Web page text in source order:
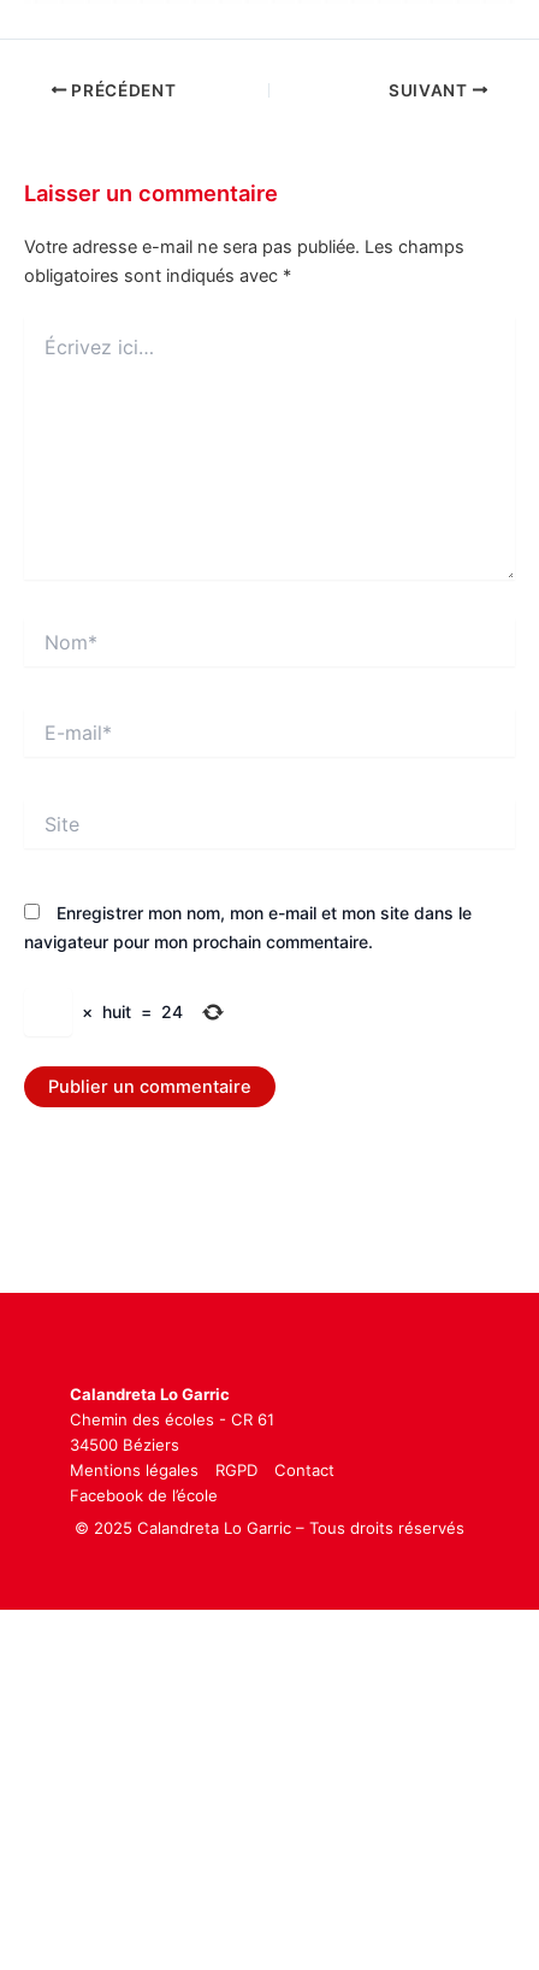
PRÉCÉDENT SUIVANT
Laisser un commentaire
Votre adresse e-mail ne sera pas publiée. Les champs
obligatoires sont indiqués avec *
ici…
mail*
Enregistrer mon nom, mon e-mail et mon site dans le
navigateur pour mon prochain commentaire.
× huit = 24
Calandreta Lo Garric
Chemin des écoles - CR 61
34500 Béziers
Mentions légales
RGPD
Contact
Facebook de l’école
© 2025 Calandreta Lo Garric – Tous droits réservés